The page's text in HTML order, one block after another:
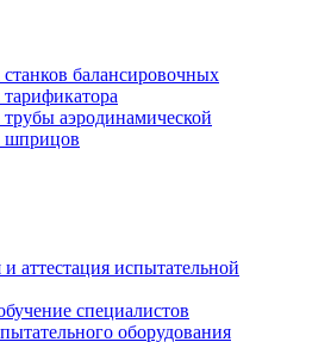
балансировочных
аэродинамической
шприцов
аттестация испытательной
специалистов
оборудования